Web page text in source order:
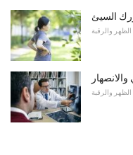
السيئ
الظهر والرقبة
الظهر والرقبة